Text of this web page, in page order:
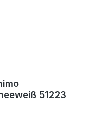
51223